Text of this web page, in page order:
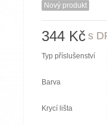
Nový produkt
344 Kč s
Typ příslušenství
Barva
Krycí lišta